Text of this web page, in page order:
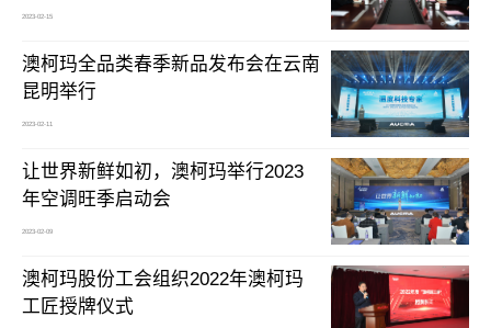
2023-02-15
澳柯玛全品类春季新品发布会在云南
昆明举行
2023-02-11
让世界新鲜如初，澳柯玛举行2023
年空调旺季启动会
2023-02-09
澳柯玛股份工会组织2022年澳柯玛
工匠授牌仪式